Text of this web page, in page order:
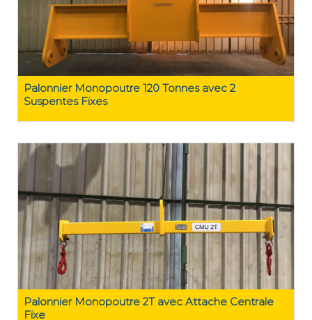
Palonnier Monopoutre 120 Tonnes avec 2
Suspentes Fixes
Palonnier Monopoutre 2T avec Attache Centrale
Fixe